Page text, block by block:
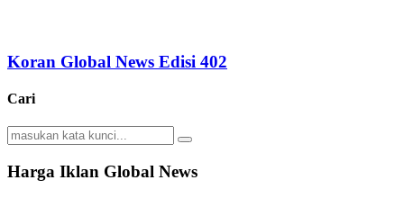
Koran Global News Edisi 402
Cari
Search
for:
Search
Harga Iklan Global News